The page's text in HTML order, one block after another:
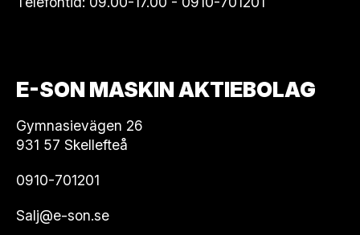
E-SON MASKIN AKTIEBOLAG
Gymnasievägen 26
931 57 Skellefteå
0910-701201
Salj@e-son.se